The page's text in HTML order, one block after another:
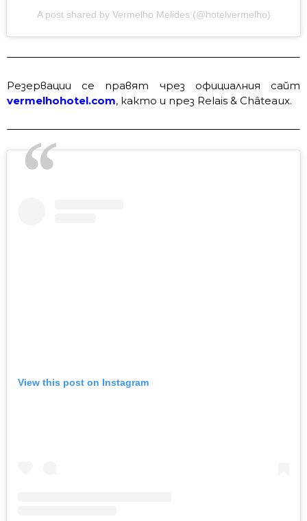
A post shared by Vermelho Melides (@hotelvermelho)
Резервации се правят чрез официалния сайт
vermelhohotel.com, както и през Relais & Châteaux.
View this post on Instagram